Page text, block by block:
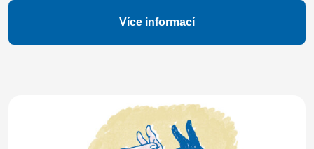
Více informací